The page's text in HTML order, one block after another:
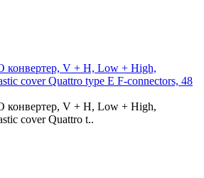
конвертер, V + H, Low + High,
cover Quattro type E F-connectors, 48
конвертер, V + H, Low + High,
cover Quattro t..